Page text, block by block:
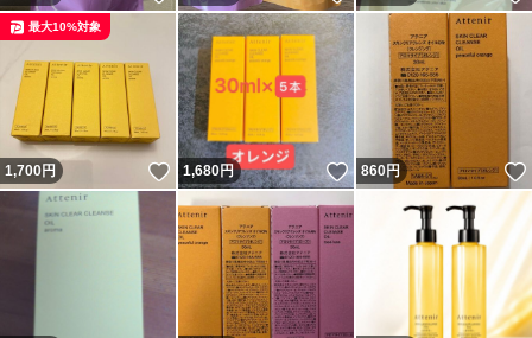
1,700円 いいね！
最大10%対象
1,680円 いいね！
860円